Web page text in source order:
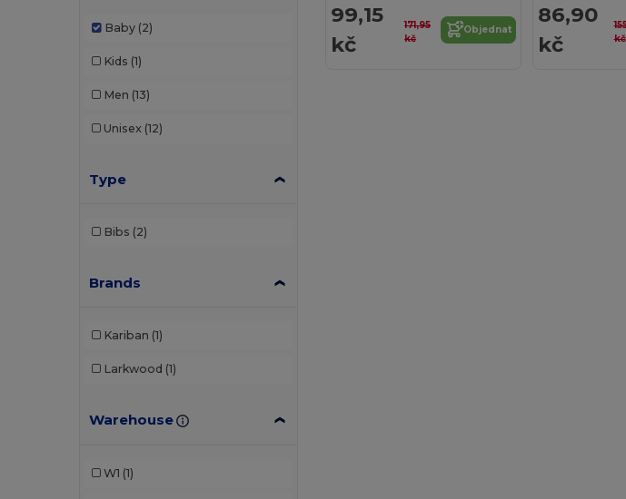
Baby (2)
Kids (1)
Men (13)
Unisex (12)
Type
Bibs (2)
Brands
Kariban (1)
Larkwood (1)
Warehouse
W1 (1)
99,15
kč
171,95
kč
Objednat
86,90
kč
kč